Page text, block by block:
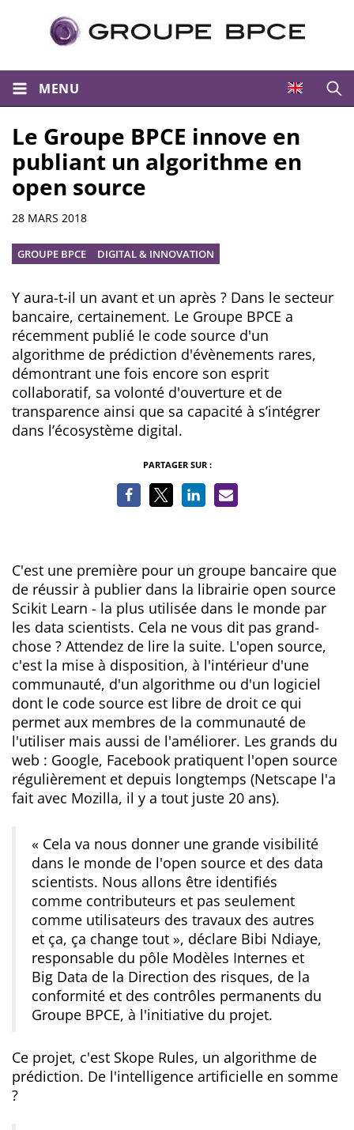
MENU
Le Groupe BPCE innove en
publiant un algorithme en
open source
Résumé
28 MARS 2018
GROUPE BPCE DIGITAL & INNOVATION
Y aura-t-il un avant et un après ? Dans le secteur
bancaire, certainement. Le Groupe BPCE a
récemment publié le code source d'un
algorithme de prédiction d'évènements rares,
démontrant une fois encore son esprit
collaboratif, sa volonté d'ouverture et de
transparence ainsi que sa capacité à s’intégrer
dans l’écosystème digital.
PARTAGER SUR :
C'est une première pour un groupe bancaire que
de réussir à publier dans la librairie open source
Scikit Learn - la plus utilisée dans le monde par
les data scientists. Cela ne vous dit pas grand-
chose ? Attendez de lire la suite. L'open source,
c'est la mise à disposition, à l'intérieur d'une
communauté, d'un algorithme ou d'un logiciel
dont le code source est libre de droit ce qui
permet aux membres de la communauté de
l'utiliser mais aussi de l'améliorer. Les grands du
web : Google, Facebook pratiquent l'open source
régulièrement et depuis longtemps (Netscape l'a
fait avec Mozilla, il y a tout juste 20 ans).
« Cela va nous donner une grande visibilité
dans le monde de l'open source et des data
scientists. Nous allons être identifiés
comme contributeurs et pas seulement
comme utilisateurs des travaux des autres
et ça, ça change tout », déclare Bibi Ndiaye,
responsable du pôle Modèles Internes et
Big Data de la Direction des risques, de la
conformité et des contrôles permanents du
Groupe BPCE, à l'initiative du projet.
Ce projet, c'est Skope Rules, un algorithme de
prédiction. De l'intelligence artificielle en somme
?